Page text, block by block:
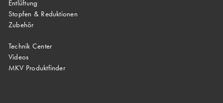
Entlüftung
Stopfen & Reduktionen
Zubehör
Technik Center
Videos
MKV Produktfinder